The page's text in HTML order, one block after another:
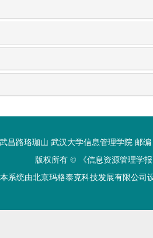
昌路珞珈山 武汉大学信息管理学院 邮编
版权所有 ©
《信息资源管理学
本系统由北京玛格泰克科技发展有限公司